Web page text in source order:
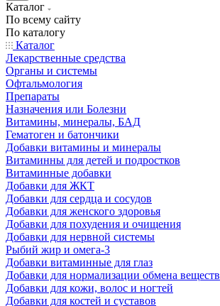
Каталог
По всему сайту
По каталогу
Каталог
Лекарственные средства
Органы и системы
Офтальмология
Препараты
Назначения или Болезни
Витамины, минералы, БАД
Гематоген и батончики
Добавки витамины и минералы
Витаминны для детей и подростков
Витаминные добавки
Добавки для ЖКТ
Добавки для сердца и сосудов
Добавки для женского здоровья
Добавки для похудения и очищения
Добавки для нервной системы
Рыбий жир и омега-3
Добавки витаминные для глаз
Добавки для нормализации обмена веществ
Добавки для кожи, волос и ногтей
Добавки для костей и суставов